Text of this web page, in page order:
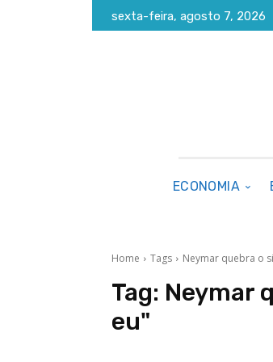
sexta-feira, agosto 7, 2026
ECONOMIA
Home Tags Neymar quebra o
Tag: Neymar
eu"